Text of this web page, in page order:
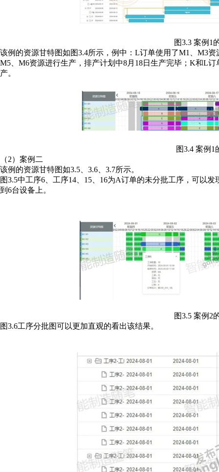
图3.3 案例1
该例的资源甘特图如图3.4所示，例中：L订单使用了M1、M3
M5、M6资源进行生产，排产计划中8月18日生产完毕；K和L
产。
图3.4 案例1
（2）案例二
该例的资源甘特图如3.5、3.6、3.7所示。
图3.5中工序6、工序14、15、16为A订单的未分批工序，可以
到6台设备上。
图3.5 案例2
图3.6工序分批图可以更加直观的看出该结果。